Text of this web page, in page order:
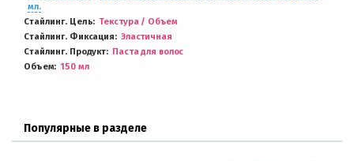
мл.
Стайлинг. Цель
Текстура / Объем
Стайлинг. Фиксация
Эластичная
Стайлинг. Продукт
Паста для волос
Объем
150 мл
Популярные в разделе